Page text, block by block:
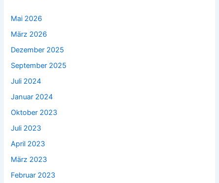
Mai 2026
März 2026
Dezember 2025
September 2025
Juli 2024
Januar 2024
Oktober 2023
Juli 2023
April 2023
März 2023
Februar 2023